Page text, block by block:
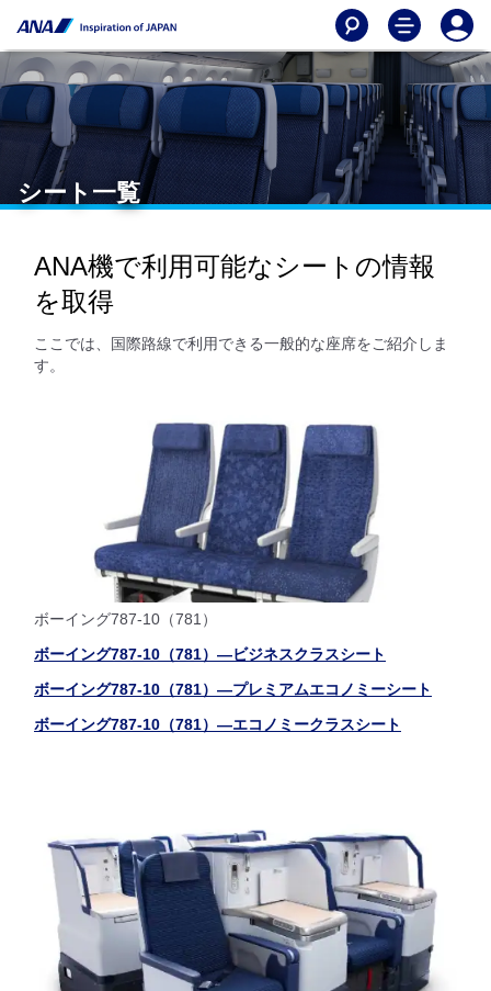
シート一覧
ANA機で利用可能なシートの情報
を取得
ここでは、国際路線で利用できる一般的な座席をご紹介しま
す。
ボーイング787-10（781）
ボーイング787-10（781）―ビジネスクラスシート
ボーイング787-10（781）―プレミアムエコノミーシート
ボーイング787-10（781）―エコノミークラスシート